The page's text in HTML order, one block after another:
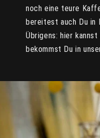
noch eine teure
bereitest auch Du in
Übrigens: hier
bekommst Du in